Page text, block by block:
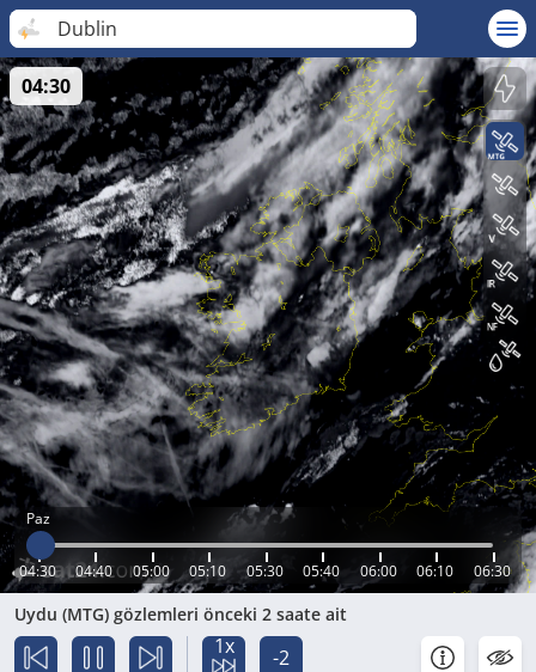
Dublin
Paz
04:30 04:40 05:00 05:10 05:30 05:40 06:00 06:10 06:30
04:30
Uydu (MTG) gözlemleri önceki 2 saate ait
1x
-2